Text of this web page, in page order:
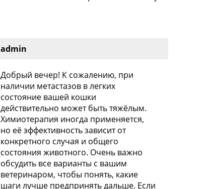
admin
Добрый вечер! К сожалению, при
наличии метастазов в легких
состояние вашей кошки
действительно может быть тяжёлым.
Химиотерапия иногда применяется,
но её эффективность зависит от
конкретного случая и общего
состояния животного. Очень важно
обсудить все варианты с вашим
ветеринаром, чтобы понять, какие
шаги лучше предпринять дальше. Если